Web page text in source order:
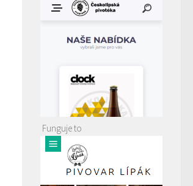
Funguje to